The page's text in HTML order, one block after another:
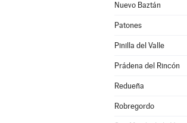
Nuevo Baztán
Patones
Pinilla del Valle
Prádena del Rincón
Redueña
Robregordo